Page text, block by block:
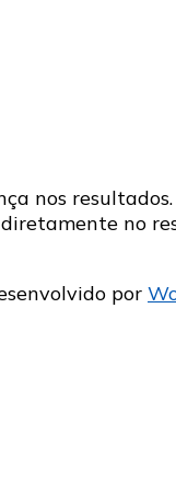
nos
no
por